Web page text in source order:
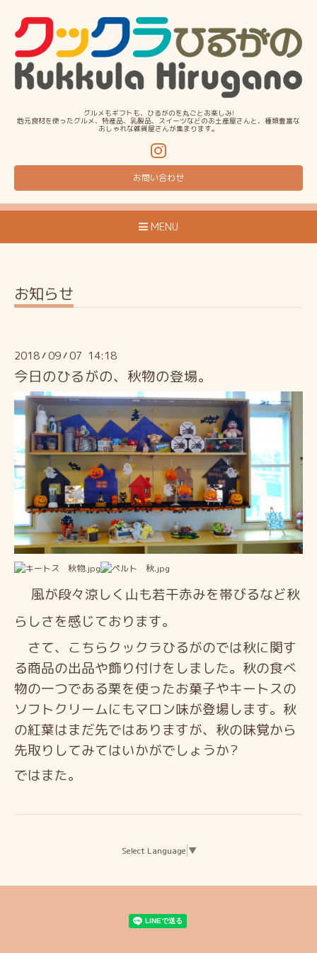
グルメもギフトも、ひるがのを丸ごとお楽しみ!
地元食材を使ったグルメ、特産品、乳製品、スイーツなどのお土産屋さんと、種類豊富な
おしゃれな雑貨屋さんが集まります。
お問い合わせ
MENU
お知らせ
2018/09/07 14:18
今日のひるがの、秋物の登場。
風が段々涼しく山も若干赤みを帯びるなど秋
らしさを感じております。
さて、こちらクックラひるがのでは秋に関す
る商品の出品や飾り付けをしました。秋の食べ
物の一つである栗を使ったお菓子やキートスの
ソフトクリームにもマロン味が登場します。秋
の紅葉はまだ先ではありますが、秋の味覚から
先取りしてみてはいかがでしょうか?
ではまた。
Select Language ▼